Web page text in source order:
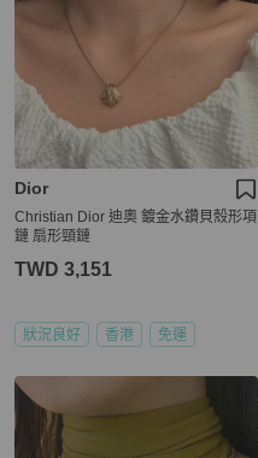
Dior
Christian Dior 迪奧 鍍金水鑽貝殼形項
鏈 扇形頸鏈
TWD 3,151
狀況良好 香港 免運